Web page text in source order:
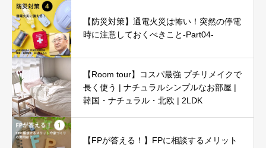
【防災対策】通電火災は怖い！突然の停電
時に注意しておくべきこと-Part04-
【Room tour】コスパ最強 プチリメイクで
長く使う | ナチュラルシンプルなお部屋 |
韓国・ナチュラル・北欧 | 2LDK
【FPが答える！】FPに相談するメリット